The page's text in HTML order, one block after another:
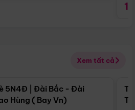
Xem tất cả
Điểm nổi bật
5N4Đ | Đài Bắc - Đài
Hùng ( Bay Vn)